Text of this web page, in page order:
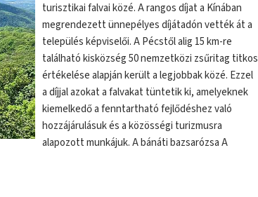
turisztikai falvai közé. A rangos díjat a Kínában
megrendezett ünnepélyes díjátadón vették át a
település képviselői. A Pécstől alig 15 km-re
található kisközség 50 nemzetközi zsűritag titkos
értékelése alapján került a legjobbak közé. Ezzel
a díjjal azokat a falvakat tüntetik ki, amelyeknek
kiemelkedő a fenntartható fejlődéshez való
hozzájárulásuk és a közösségi turizmusra
alapozott munkájuk. A bánáti bazsarózsa A